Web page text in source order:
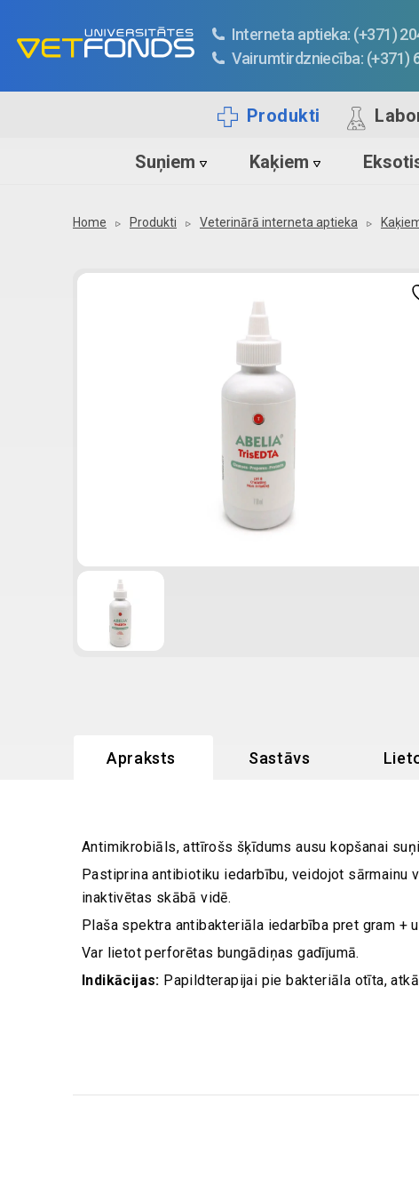
Interneta aptieka: (+371)
Vairumtirdzniecība: (+371)
Produkti
Suņiem Kaķiem
Home Produkti Veterinārā interneta aptieka
Apraksts Sastāvs
Antimikrobiāls, attīrošs šķīdums ausu kopšanai
Pastiprina antibiotiku iedarbību, veidojot
inaktivētas skābā vidē.
Plaša spektra antibakteriāla iedarbība pret gram +
Var lietot perforētas bungādiņas gadījumā.
Indikācijas: Papildterapijai pie bakteriāla otīta,